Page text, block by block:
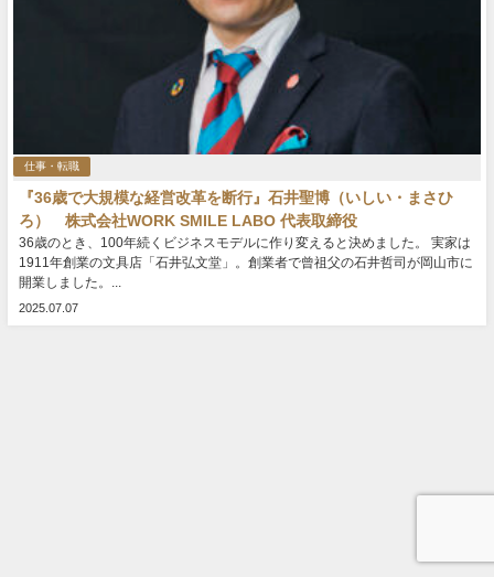
仕事・転職
『36歳で大規模な経営改革を断行』石井聖博（いしい・まさひ
ろ） 株式会社WORK SMILE LABO 代表取締役
36歳のとき、100年続くビジネスモデルに作り変えると決めました。 実家は
1911年創業の文具店「石井弘文堂」。創業者で曾祖父の石井哲司が岡山市に
開業しました。...
2025.07.07